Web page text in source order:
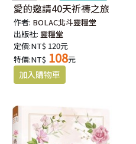
愛的邀請40天祈禱之旅
作者: BOLAC北斗靈糧堂
出版社: 靈糧堂
定價:NT$ 120元
特價:NT$ 108元